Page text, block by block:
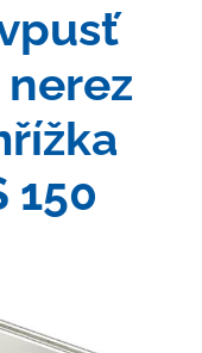
150